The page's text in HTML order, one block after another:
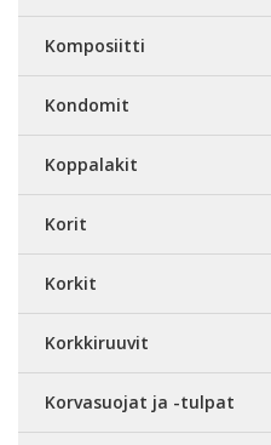
Komposiitti
Kondomit
Koppalakit
Korit
Korkit
Korkkiruuvit
Korvasuojat ja -tulpat